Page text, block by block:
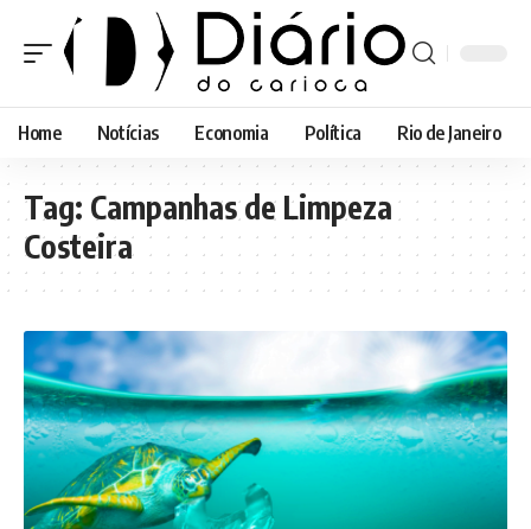
Home Notícias Economia Política Rio de Janeiro
Tag: Campanhas de Limpeza
Costeira